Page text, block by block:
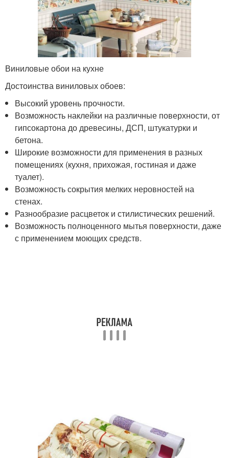
Виниловые обои на кухне
Достоинства виниловых обоев:
Высокий уровень прочности.
Возможность наклейки на различные поверхности, от
гипсокартона до древесины, ДСП, штукатурки и
бетона.
Широкие возможности для применения в разных
помещениях (кухня, прихожая, гостиная и даже
туалет).
Возможность сокрытия мелких неровностей на
стенах.
Разнообразие расцветок и стилистических решений.
Возможность полноценного мытья поверхности, даже
с применением моющих средств.